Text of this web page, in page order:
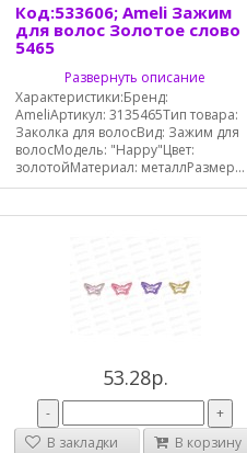
Код:533606; Ameli Зажим
для волос Золотое слово
5465
Развернуть описание
Характеристики:Бренд:
AmeliАртикул: 3135465Тип товара:
Заколка для волосВид: Зажим для
волосМодель: "Happy"Цвет:
золотойМатериал: металлРазмер...
53.28р.
-
+
В закладки
В корзину